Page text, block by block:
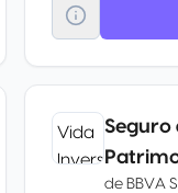
Seguro
de BBVA